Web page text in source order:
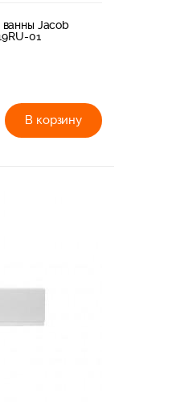
ванны Jacob
01
В корзину